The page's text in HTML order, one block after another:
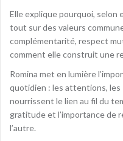
Elle explique pourquoi, selon
tout sur des valeurs
complémentarité, respect
comment elle construit une
Romina met en lumière
quotidien : les attentions, les
nourrissent le lien au fil du
gratitude et l’importance de
l’autre.